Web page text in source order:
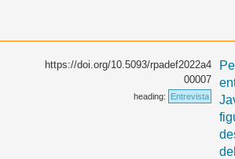
https://doi.org/10.5093/rpadef2022a4
00007
heading: Entrevista